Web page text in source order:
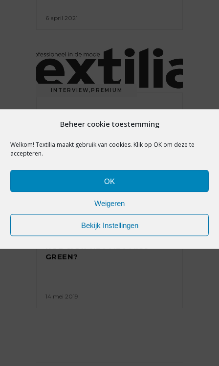
Beheer cookie toestemming
Welkom! Textilia maakt gebruik van cookies. Klik op OK om deze te
accepteren.
OK
Weigeren
Bekijk Instellingen
6 april 2021
INTERVIEW, PREMIUM
HOE GAAT HET MET 10DAYS?
PREMIUM
HOE GAAT HET MET MISS
GREEN?
14 mei 2019